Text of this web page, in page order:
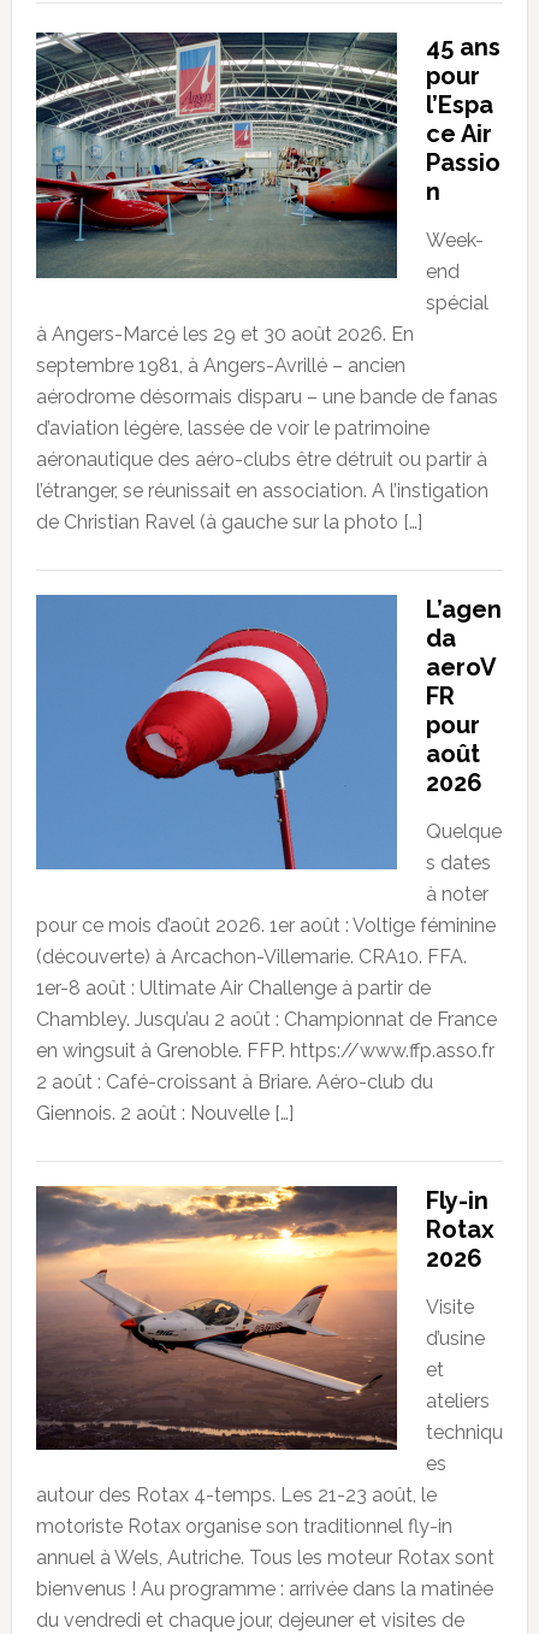
45 ans
pour
l’Espa
ce Air
Passio
n
Week-
end
spécial
à Angers-Marcé les 29 et 30 août 2026. En
septembre 1981, à Angers-Avrillé – ancien
aérodrome désormais disparu – une bande de fanas
d’aviation légère, lassée de voir le patrimoine
aéronautique des aéro-clubs être détruit ou partir à
l’étranger, se réunissait en association. A l’instigation
de Christian Ravel (à gauche sur la photo […]
L’agen
da
aeroV
FR
pour
août
2026
Quelque
s dates
à noter
pour ce mois d’août 2026. 1er août : Voltige féminine
(découverte) à Arcachon-Villemarie. CRA10. FFA.
1er-8 août : Ultimate Air Challenge à partir de
Chambley. Jusqu’au 2 août : Championnat de France
en wingsuit à Grenoble. FFP. https://www.ffp.asso.fr
2 août : Café-croissant à Briare. Aéro-club du
Giennois. 2 août : Nouvelle […]
Fly-in
Rotax
2026
Visite
d’usine
et
ateliers
techniqu
es
autour des Rotax 4-temps. Les 21-23 août, le
motoriste Rotax organise son traditionnel fly-in
annuel à Wels, Autriche. Tous les moteur Rotax sont
bienvenus ! Au programme : arrivée dans la matinée
du vendredi et chaque jour, dejeuner et visites de